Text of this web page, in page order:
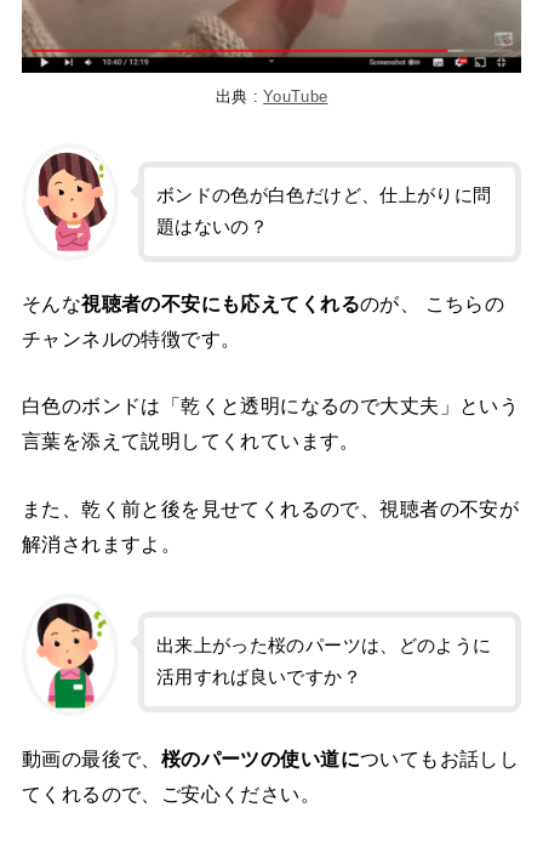
出典 :YouTube
ボンドの色が白色だけど、仕上がりに問
題はないの？
そんな視聴者の不安にも応えてくれるのが、 こちらの
チャンネルの特徴です。
白色のボンドは「乾くと透明になるので大丈夫」という
言葉を添えて説明してくれています。
また、乾く前と後を見せてくれるので、視聴者の不安が
解消されますよ。
出来上がった桜のパーツは、どのように
活用すれば良いですか？
動画の最後で、 桜のパーツの使い道についてもお話しし
てくれるので、ご安心ください。